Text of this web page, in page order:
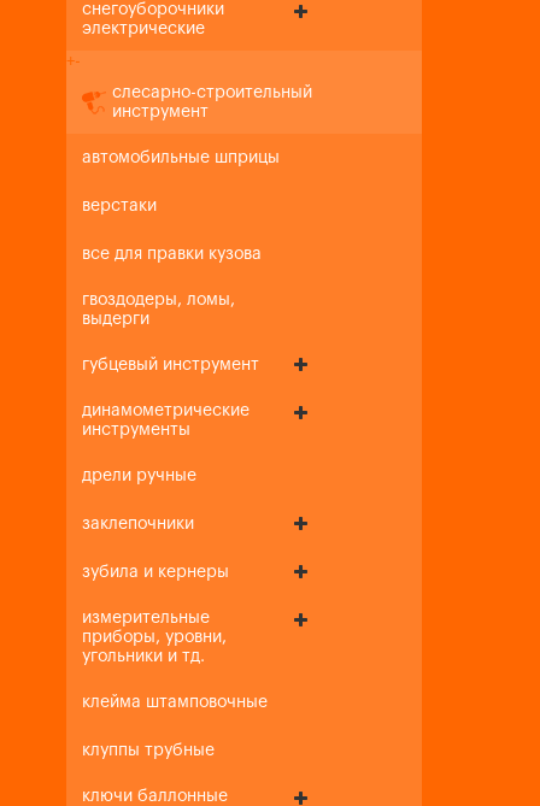
снегоуборочники
электрические
+-
слесарно-строительный
инструмент
автомобильные шприцы
верстаки
все для правки кузова
гвоздодеры, ломы,
выдерги
губцевый инструмент
динамометрические
инструменты
дрели ручные
заклепочники
зубила и кернеры
измерительные
приборы, уровни,
угольники и тд.
клейма штамповочные
клуппы трубные
ключи баллонные